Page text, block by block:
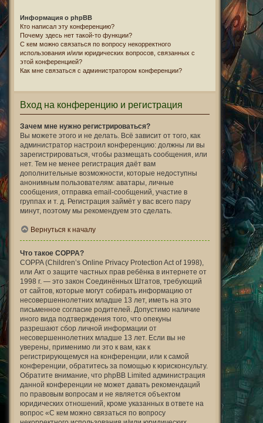
Информация о phpBB
Кто написал эту конференцию?
Почему здесь нет такой-то функции?
С кем можно связаться по вопросу некорректного
использования и/или юридических вопросов, связанных с
этой конференцией?
Как мне связаться с администратором конференции?
Вход на конференцию и регистрация
Зачем мне нужно регистрироваться?
Вы можете этого и не делать. Всё зависит от того, как
администратор настроил конференцию: должны ли вы
зарегистрироваться, чтобы размещать сообщения, или
нет. Тем не менее регистрация даёт вам
дополнительные возможности, которые недоступны
анонимным пользователям: аватары, личные
сообщения, отправка email-сообщений, участие в
группах и т. д. Регистрация займёт у вас всего пару
минут, поэтому мы рекомендуем это сделать.
Вернуться к началу
Что такое COPPA?
COPPA (Children’s Online Privacy Protection Act of 1998),
или Акт о защите частных прав ребёнка в интернете от
1998 г. — это закон Соединённых Штатов, требующий
от сайтов, которые могут собирать информацию от
несовершеннолетних младше 13 лет, иметь на это
письменное согласие родителей. Допустимо наличие
иного вида подтверждения того, что опекуны
разрешают сбор личной информации от
несовершеннолетних младше 13 лет. Если вы не
уверены, применимо ли это к вам, как к
регистрирующемуся на конференции, или к самой
конференции, обратитесь за помощью к юрисконсульту.
Обратите внимание, что phpBB Limited администрация
данной конференции не может давать рекомендаций
по правовым вопросам и не является объектом
юридических отношений, кроме указанных в ответе на
вопрос «С кем можно связаться по вопросу